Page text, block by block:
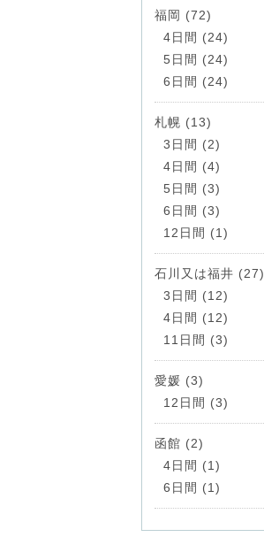
福岡 (72)
4日間 (24)
5日間 (24)
6日間 (24)
札幌 (13)
3日間 (2)
4日間 (4)
5日間 (3)
6日間 (3)
12日間 (1)
石川又は福井 (27)
3日間 (12)
4日間 (12)
11日間 (3)
愛媛 (3)
12日間 (3)
函館 (2)
4日間 (1)
6日間 (1)